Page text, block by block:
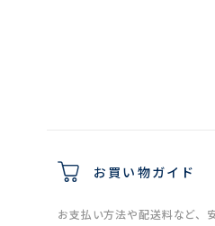
お買い物ガイド
お支払い方法や配送料など、